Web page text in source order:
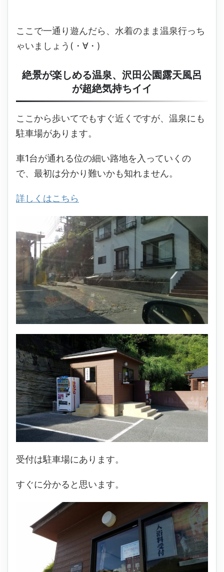
ここで一通り遊んだら、水着のまま温泉行っち
ゃいましょう(・∀・)
絶景が楽しめる温泉、沢田公園露天風呂
が超絶気持ちイイ
ここから歩いてでもすぐ近くですが、温泉にも
駐車場があります。
車1台が通れる位の細い路地を入っていくの
で、最初は分かり難いかも知れません。
詳しくはこちら
受付は駐車場にあります。
すぐに分かると思います。